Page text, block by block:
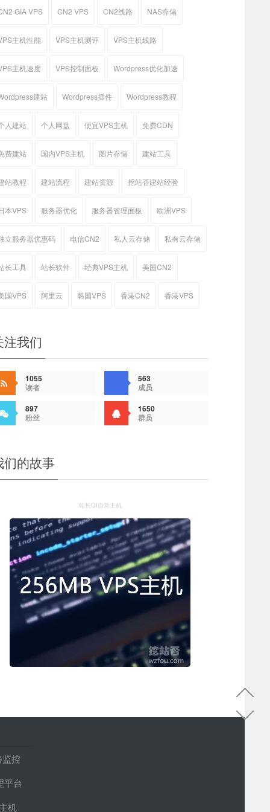
GIA VPS CN2 VPS CN2线路 NAS存储
主机性能 VPS主机测评 VPS主机线路
主机速度 VPS控制面板 Wordpress优化加速
建站 Wordpress插件 Wordpress教程
人建站 个人网盘 便宜VPS主机 免费CDN
费建站 国内VPS主机 图片存储 建站工具
站教程 建站流程 建站资源 挖站否建站经验
本VPS 服务器优化 服务器管理面板 欧洲VPS
立服务器优惠码 电信CN2 私人云存储 私有云存储
长工具 站长软件 经典VPS主机 美国CN2
国VPS 阿里云 韩国VPS 香港CN2 香港VPS
注我们
1055
读者
563
成员
897
粉丝
1650
群员
们的故事
站长QI自营主机
控
平台
机